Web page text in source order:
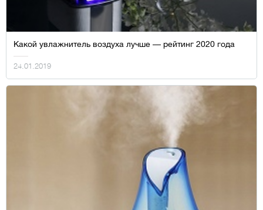
Какой увлажнитель воздуха лучше — рейтинг 2020 года
24.01.2019